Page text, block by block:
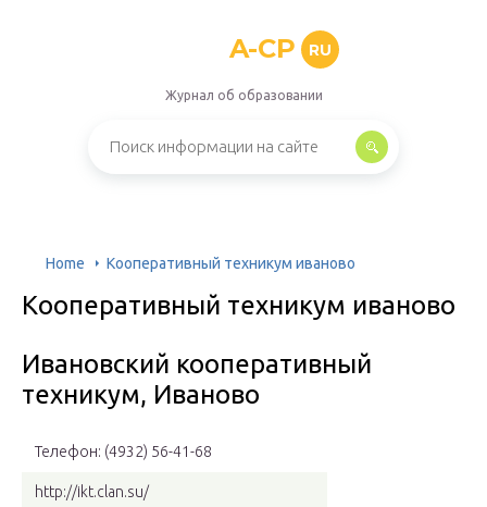
A-CP RU
Журнал об образовании
Home Кооперативный техникум иваново
Кооперативный техникум иваново
Ивановский кооперативный
техникум, Иваново
Телефон: (4932) 56-41-68
http://ikt.clan.su/